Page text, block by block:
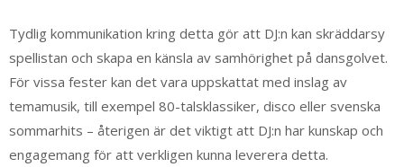
Tydlig kommunikation kring detta gör att DJ:n kan skräddarsy
spellistan och skapa en känsla av samhörighet på dansgolvet.
För vissa fester kan det vara uppskattat med inslag av
temamusik, till exempel 80-talsklassiker, disco eller svenska
sommarhits – återigen är det viktigt att DJ:n har kunskap och
engagemang för att verkligen kunna leverera detta.